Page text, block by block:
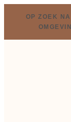
OP ZOEK